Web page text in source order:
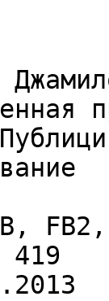
FB2,